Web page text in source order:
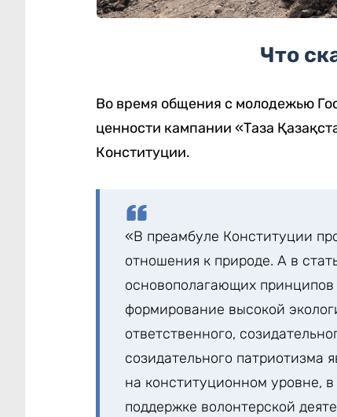
Что
Во время общения с молодежью
ценности кампании «Таза
Конституции.
«В преамбуле Конституции
отношения к природе. А в
основополагающих принципов
формирование высокой
ответственного,
созидательного патриотизма
на конституционном уровне, в
поддержке волонтерской